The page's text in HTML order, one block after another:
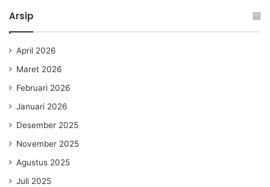
Arsip
April 2026
Maret 2026
Februari 2026
Januari 2026
Desember 2025
November 2025
Agustus 2025
Juli 2025